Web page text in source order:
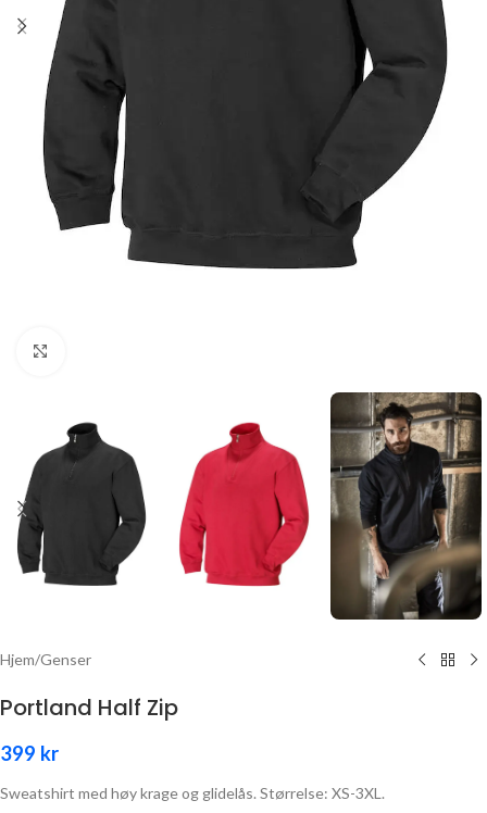
Hjem/Genser
Portland Half Zip
399 kr
Sweatshirt med høy krage og glidelås. Størrelse: XS-3XL.